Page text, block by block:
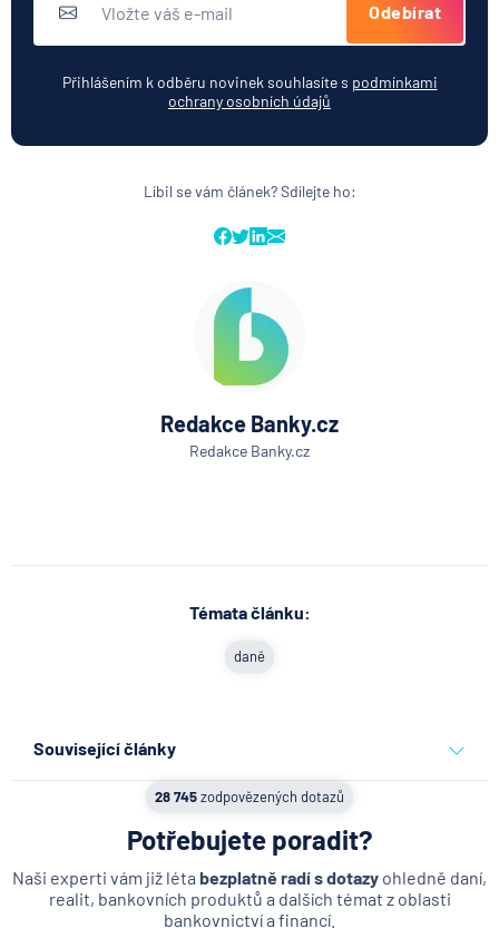
Odebírat
Přihlášením k odběru novinek souhlasíte s podmínkami
ochrany osobních údajů
Líbil se vám článek? Sdílejte ho:
Redakce Banky.cz
Redakce Banky.cz
Témata článku:
daně
Související články
Co se děje po nahlášení
podvodu v Air Bank
7.8.2026 Běžný účet
28 745zodpovězených dotazů
Potřebujete poradit?
Naši experti vám již léta bezplatně radí s dotazy ohledně daní,
realit, bankovních produktů a dalších témat z oblasti
bankovnictví a financí.